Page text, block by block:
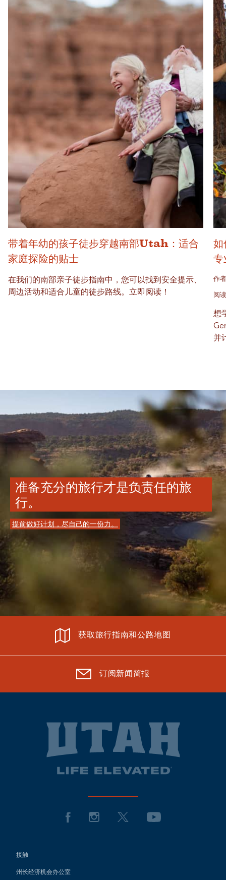
带着年幼的孩子徒步穿越南部Utah：适合
家庭探险的贴士
在我们的南部亲子徒步指南中，您可以找到安全提示、
周边活动和适合儿童的徒步路线。立即阅读！
如
专
作
阅
想
并
准备充分的旅行才是负责任的旅
行。
提前做好计划，尽自己的一份力。
获取旅行指南和公路地图
订阅新闻简报
接触
州长经济机会办公室